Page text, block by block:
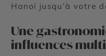
Hanoï jusqu’à votre
Une
influences